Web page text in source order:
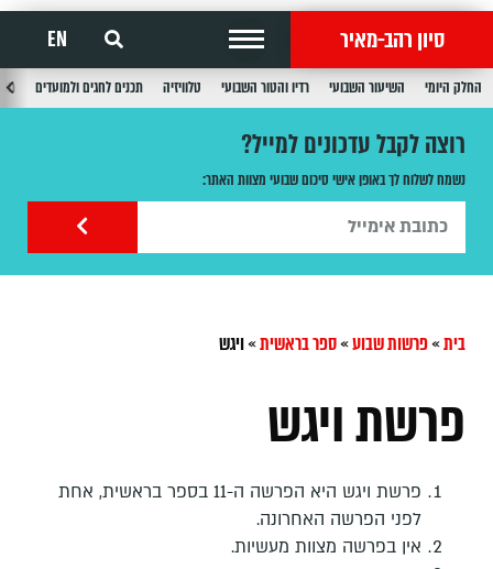
סיון רהב-מאיר EN
החלק היומי השיעור השבועי רדיו והטור השבועי טלוויזיה תכנים לחגים ולמועדים
רוצה לקבל עדכונים למייל?
נשמח לשלוח לך באופן אישי סיכום שבועי מצוות האתר:
בית»פרשות שבוע»ספר בראשית»ויגש
פרשת ויגש
פרשת ויגש היא הפרשה ה-11 בספר בראשית, אחת
לפני הפרשה האחרונה.
אין בפרשה מצוות מעשיות.